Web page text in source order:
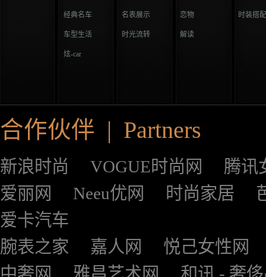
经典名车
车型生活
炫-car
名表展示
时光流转
恋物
解读
时装搭配
合作伙伴 | Partners
新浪时尚 VOGUE时尚网
腾讯
爱丽网
Neeu优网 时尚家居
爱卡汽车
腕表之家
嘉人网
悦己女性网